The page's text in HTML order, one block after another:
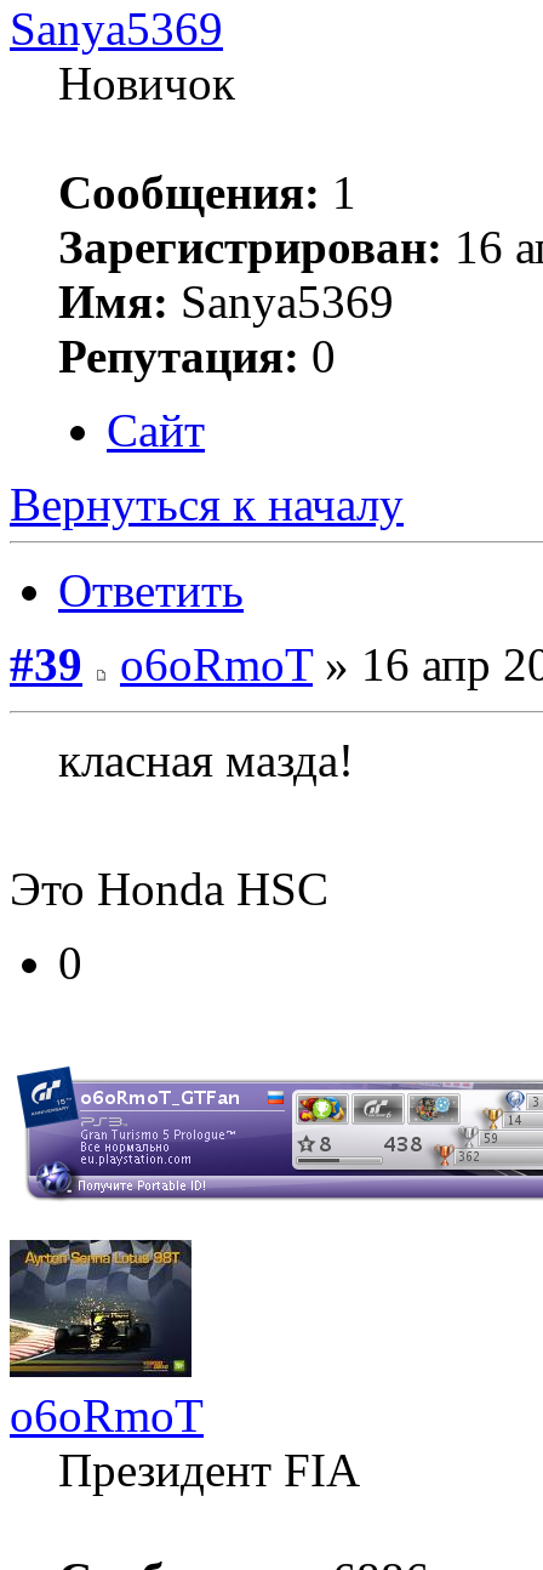
Sanya5369
Новичок
Сообщения: 1
Зарегистрирован: 16
Имя: Sanya5369
Репутация: 0
Сайт
Вернуться к началу
Ответить
#39
o6oRmoT» 16 апр
класная мазда!
Это Honda HSC
0
o6oRmoT
Президент FIA